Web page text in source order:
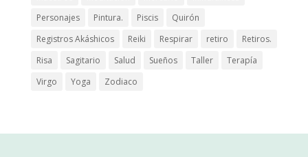
Personajes
Pintura. Piscis
Quirón
Registros Akáshicos
Reiki Respirar retiro
Retiros.
Risa
Sagitario Salud Sueños Taller
Terapía
Virgo
Yoga Zodiaco